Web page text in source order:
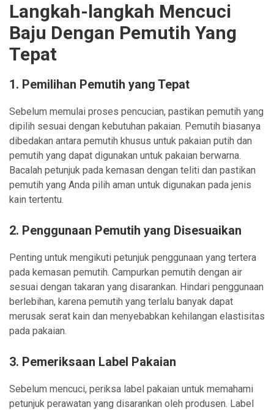
Langkah-langkah Mencuci
Baju Dengan Pemutih Yang
Tepat
1. Pemilihan Pemutih yang Tepat
Sebelum memulai proses pencucian, pastikan pemutih yang
dipilih sesuai dengan kebutuhan pakaian. Pemutih biasanya
dibedakan antara pemutih khusus untuk pakaian putih dan
pemutih yang dapat digunakan untuk pakaian berwarna.
Bacalah petunjuk pada kemasan dengan teliti dan pastikan
pemutih yang Anda pilih aman untuk digunakan pada jenis
kain tertentu.
2. Penggunaan Pemutih yang Disesuaikan
Penting untuk mengikuti petunjuk penggunaan yang tertera
pada kemasan pemutih. Campurkan pemutih dengan air
sesuai dengan takaran yang disarankan. Hindari penggunaan
berlebihan, karena pemutih yang terlalu banyak dapat
merusak serat kain dan menyebabkan kehilangan elastisitas
pada pakaian.
3. Pemeriksaan Label Pakaian
Sebelum mencuci, periksa label pakaian untuk memahami
petunjuk perawatan yang disarankan oleh produsen. Label